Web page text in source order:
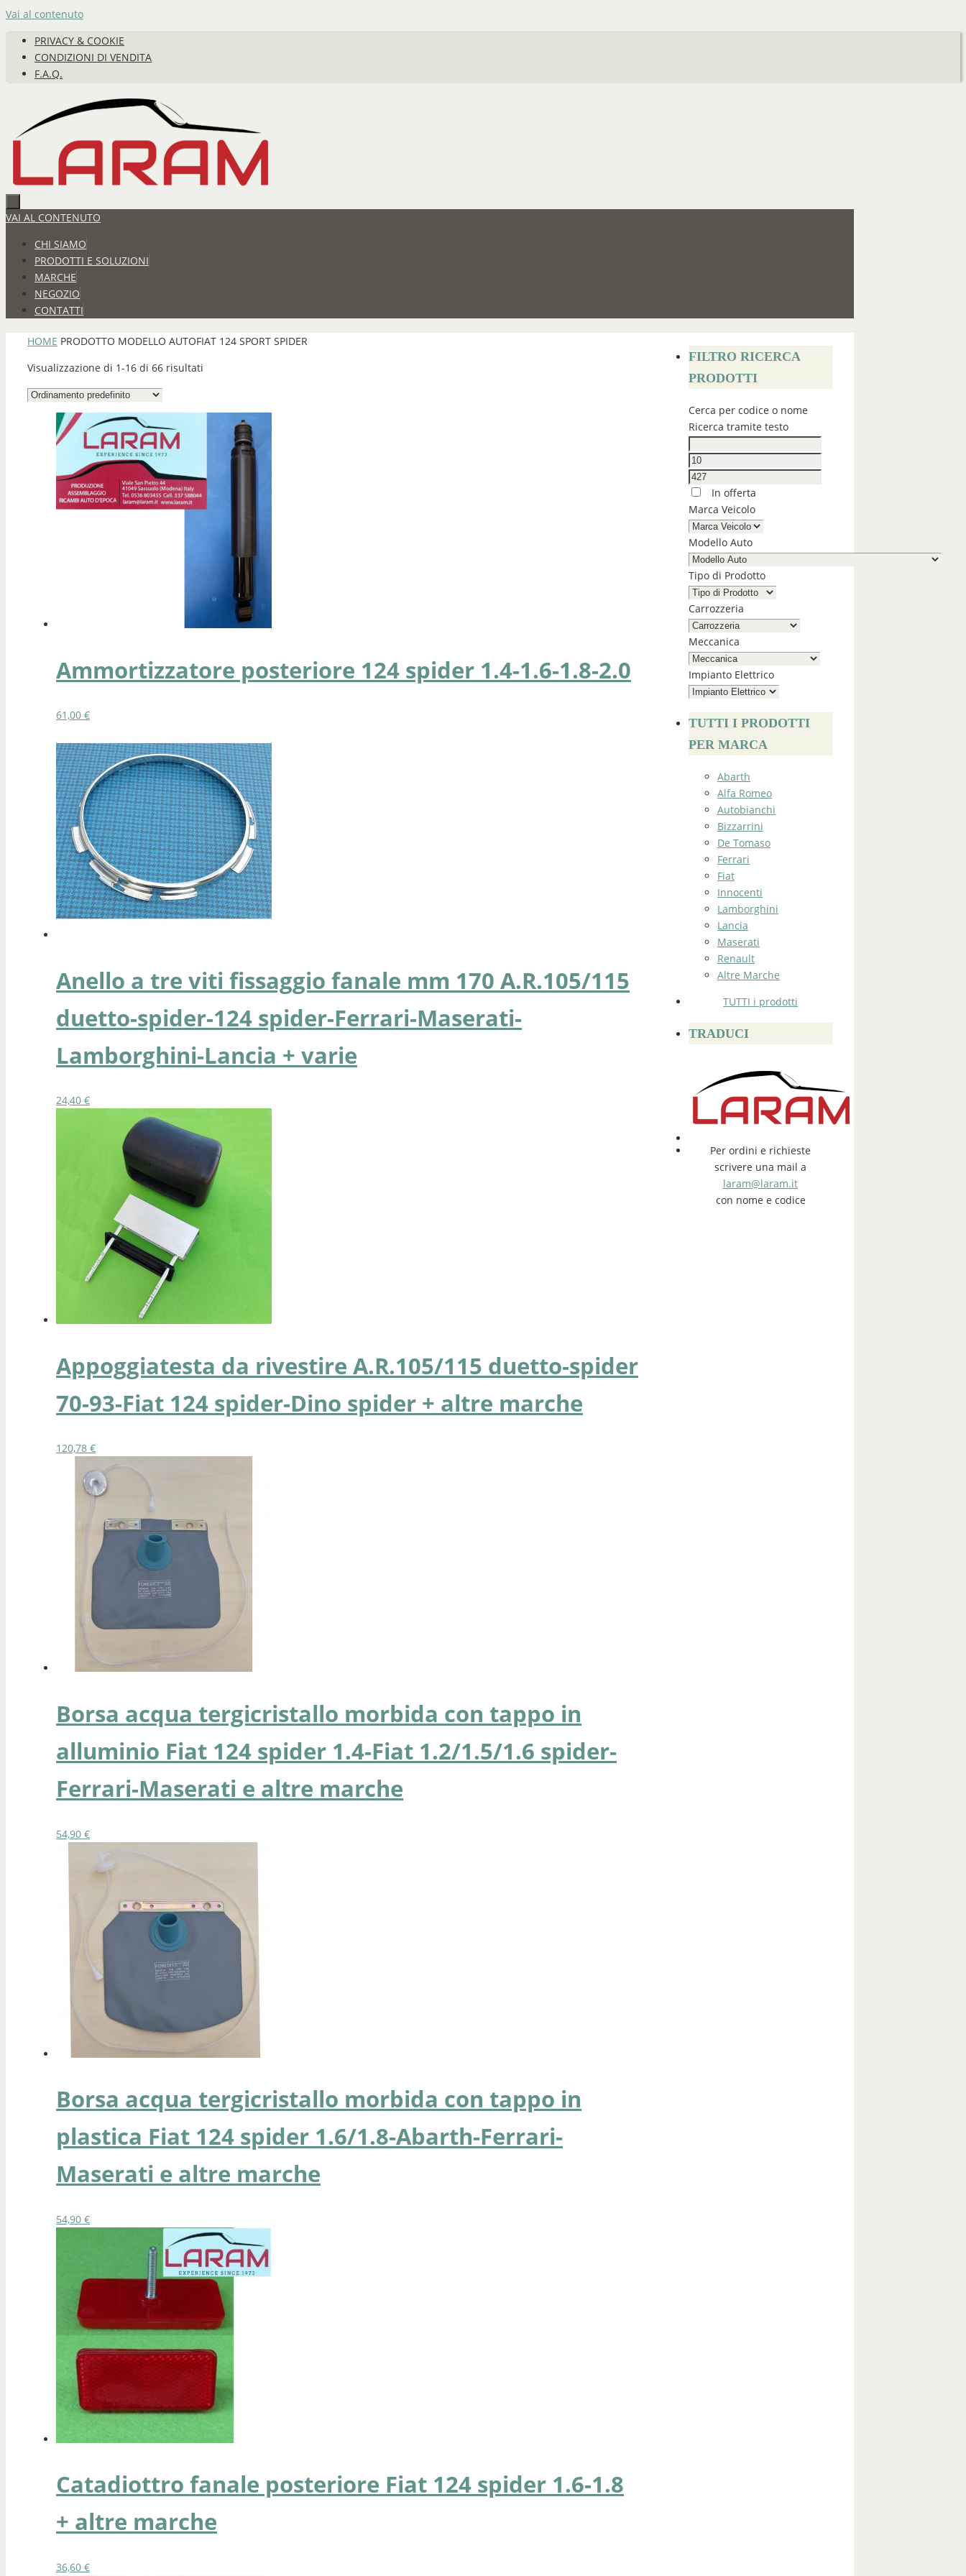
Vai al contenuto
PRIVACY & COOKIE
CONDIZIONI DI VENDITA
F.A.Q.
VAI AL CONTENUTO
CHI SIAMO
PRODOTTI E SOLUZIONI
MARCHE
NEGOZIO
CONTATTI
HOME PRODOTTO MODELLO AUTOFIAT 124 SPORT SPIDER
Visualizzazione di 1-16 di 66 risultati
Ammortizzatore posteriore 124 spider 1.4-1.6-1.8-2.0
61,00 €
Anello a tre viti fissaggio fanale mm 170 A.R.105/115
duetto-spider-124 spider-Ferrari-Maserati-
Lamborghini-Lancia + varie
24,40 €
Appoggiatesta da rivestire A.R.105/115 duetto-spider
70-93-Fiat 124 spider-Dino spider + altre marche
120,78 €
Borsa acqua tergicristallo morbida con tappo in
alluminio Fiat 124 spider 1.4-Fiat 1.2/1.5/1.6 spider-
Ferrari-Maserati e altre marche
54,90 €
Borsa acqua tergicristallo morbida con tappo in
plastica Fiat 124 spider 1.6/1.8-Abarth-Ferrari-
Maserati e altre marche
54,90 €
Catadiottro fanale posteriore Fiat 124 spider 1.6-1.8
+ altre marche
36,60 €
FILTRO RICERCA
PRODOTTI
Cerca per codice o nome
Ricerca tramite testo
In offerta
Marca Veicolo
Modello Auto
Tipo di Prodotto
Carrozzeria
Meccanica
Impianto Elettrico
TUTTI I PRODOTTI
PER MARCA
Abarth
Alfa Romeo
Autobianchi
Bizzarrini
De Tomaso
Ferrari
Fiat
Innocenti
Lamborghini
Lancia
Maserati
Renault
Altre Marche
TUTTI i prodotti
TRADUCI
Per ordini e richieste
scrivere una mail a
laram@laram.it
con nome e codice